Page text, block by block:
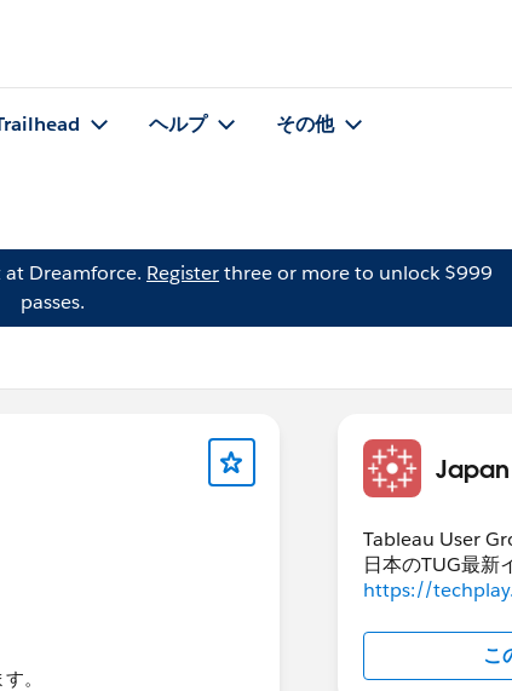
ヘルプ その他
Dreamforce. Registerthree or more to unlock $999
passes.
。
Japan
Tableau User
日本のTUG最新
https://
こ